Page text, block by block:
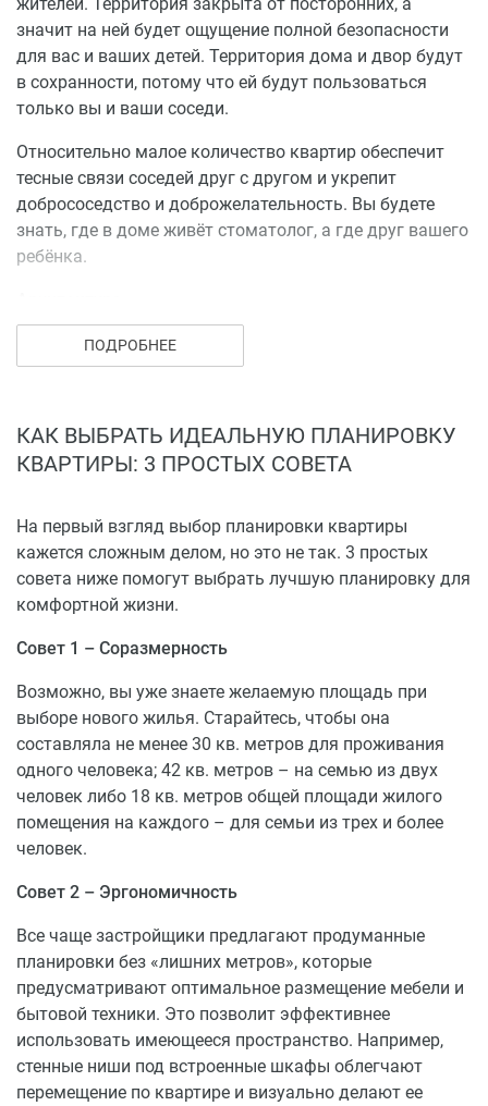
значит на ней будет ощущение полной безопасности
для вас и ваших детей. Территория дома и двор будут
в сохранности, потому что ей будут пользоваться
только вы и ваши соседи.
Относительно малое количество квартир обеспечит
тесные связи соседей друг с другом и укрепит
добрососедство и доброжелательность. Вы будете
знать, где в доме живёт стоматолог, а где друг вашего
ребёнка.
Вам будет приятно находиться внутри двора и
ежедневно проходить по дизайнерским холлам.
создаст для вас и ваших гостей ощущение, что вы
живете в особенном доме.
Паркинг
У вас будет безопасная огороженная территория без
посторонних, с видеонаблюдением и освещением, где
ставить автомобили будете только вы и ваши соседи.
Ничего не нужно покупать отдельно – наземный
комплекса.
Благоустроенный двор
У вас будет свой, закрытый от посторонних людей
двор, где смогут отдохнуть и взрослые, и дети. Мы
предусмотрели трехуровневое освещение, чтобы
находиться в тёмное время суток там было безопасно.
Инфраструктура
Детский сад № 53 – 300 м.
Детский сад № 54 – 320 м.
Частный десткий сад KIDS – 320 м.
Политехнический лицей №182 – 820 м.
Гимназия им. С. К. Гиматдинова – 1.3 км.
Лицей им. Карпова – 1.4 км.
ПОДРОБНЕЕ
КАК ВЫБРАТЬ ИДЕАЛЬНУЮ ПЛАНИРОВКУ
КВАРТИРЫ: 3 ПРОСТЫХ СОВЕТА
На первый взгляд выбор планировки квартиры
кажется сложным делом, но это не так. 3 простых
совета ниже помогут выбрать лучшую планировку для
комфортной жизни.
Совет 1 – Соразмерность
Возможно, вы уже знаете желаемую площадь при
выборе нового жилья. Старайтесь, чтобы она
составляла не менее 30 кв. метров для проживания
одного человека; 42 кв. метров – на семью из двух
человек либо 18 кв. метров общей площади жилого
помещения на каждого – для семьи из трех и более
человек.
Совет 2 – Эргономичность
Все чаще застройщики предлагают продуманные
планировки без «лишних метров», которые
предусматривают оптимальное размещение мебели и
бытовой техники. Это позволит эффективнее
использовать имеющееся пространство. Например,
стенные ниши под встроенные шкафы облегчают
перемещение по квартире и визуально делают ее